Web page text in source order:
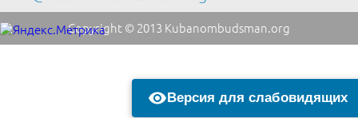
Copyright © 2013 Kubanombudsman.org
Версия для слабовидящих